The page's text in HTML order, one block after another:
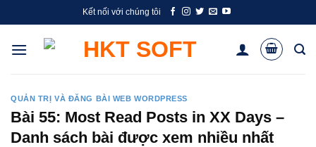
to
content
Kết nối với chúng tôi
QUẢN TRỊ VÀ ĐĂNG BÀI WEB WORDPRESS
Bài 55: Most Read Posts in XX Days –
Danh sách bài được xem nhiều nhất